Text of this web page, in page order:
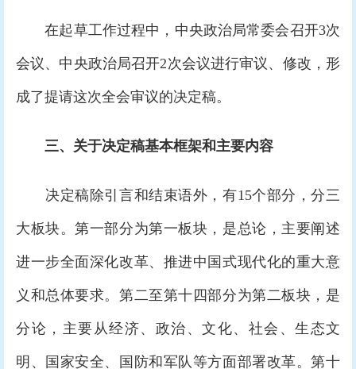
在起草工作过程中，中央政治局常委会召开3次
会议、中央政治局召开2次会议进行审议、修改，形
成了提请这次全会审议的决定稿。
三、关于决定稿基本框架和主要内容
决定稿除引言和结束语外，有15个部分，分三
大板块。第一部分为第一板块，是总论，主要阐述
进一步全面深化改革、推进中国式现代化的重大意
义和总体要求。第二至第十四部分为第二板块，是
分论，主要从经济、政治、文化、社会、生态文
明、国家安全、国防和军队等方面部署改革。第十